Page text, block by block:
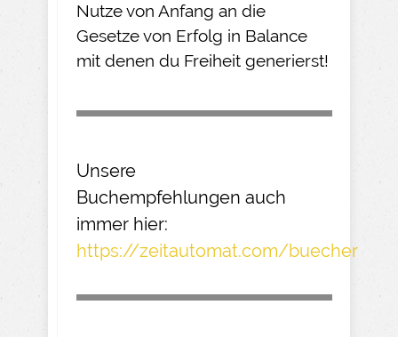
Nutze von Anfang an die
Gesetze von Erfolg in Balance
mit denen du Freiheit generierst!
Unsere
Buchempfehlungen auch
immer hier:
https://zeitautomat.com/buecher